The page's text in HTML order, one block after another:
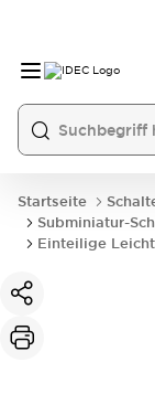
Startseite
Subminiatur-
Einteilige